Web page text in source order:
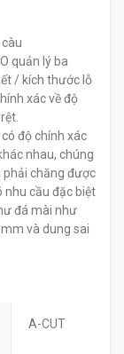
quản lý ba
/ kích thước lỗ
xác về độ
độ chính xác
nhau, chúng
chăng được
nhu cầu đặc biệt
đá mài như
và dung sai
A-CUT